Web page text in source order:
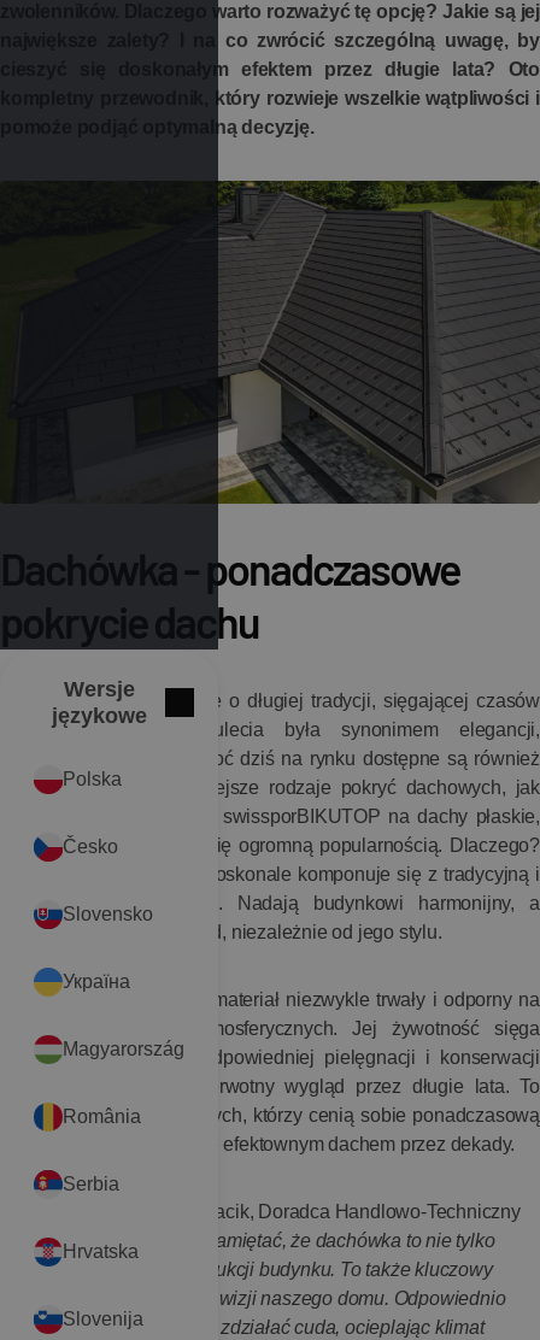
zwolenników. Dlaczego warto rozważyć tę opcję? Jakie są jej
największe zalety? I na co zwrócić szczególną uwagę, by
cieszyć się doskonałym efektem przez długie lata? Oto
kompletny przewodnik, który rozwieje wszelkie wątpliwości i
pomoże podjąć optymalną decyzję.
Dachówka - ponadczasowe
pokrycie dachu
Dachówka to rozwiązanie o długiej tradycji, sięgającej czasów
starożytnych. Przez stulecia była synonimem elegancji,
solidności i trwałości. Choć dziś na rynku dostępne są również
inne, często nowocześniejsze rodzaje pokryć dachowych, jak
wysokiej jakości systemy swissporBIKUTOP na dachy płaskie,
dachówka wciąż cieszy się ogromną popularnością. Dlaczego?
Po pierwsze, jej design doskonale komponuje się z tradycyjną i
nowoczesną architekturą. Nadają budynkowi harmonijny, a
zarazem elegancki wygląd, niezależnie od jego stylu.
Co więcej, dachówka to materiał niezwykle trwały i odporny na
działanie czynników atmosferycznych. Jej żywotność sięga
nawet 100 lat, a przy odpowiedniej pielęgnacji i konserwacji
zachowuje ona swój pierwotny wygląd przez długie lata. To
idealne rozwiązanie dla tych, którzy cenią sobie ponadczasową
estetykę i chcą cieszyć się efektownym dachem przez dekady.
Jak zaznacza Sławomir Kacik, Doradca Handlowo-Techniczny
swisspor Polska:
„Warto pamiętać, że dachówka to nie tylko
praktyczny element konstrukcji budynku. To także kluczowy
składnik architektonicznej wizji naszego domu. Odpowiednio
dobrana dachówka potrafi zdziałać cuda, ocieplając klimat
Wersje
językowe
Zamknij
English
Polska
Česko
Slovensko
Україна
Magyarország
România
Serbia
Hrvatska
Slovenija